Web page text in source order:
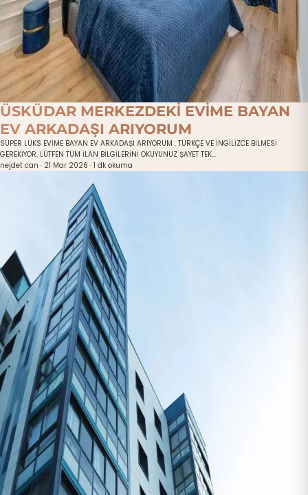
ÜSKÜDAR MERKEZDEKİ EVİME BAYAN
EV ARKADAŞI ARIYORUM
SÜPER LÜKS EVİME BAYAN EV ARKADAŞI ARIYORUM . TÜRKÇE VE İNGİLİZCE BİLMESİ
GEREKİYOR. LÜTFEN TÜM İLAN BİLGİLERİNİ OKUYUNUZ ŞAYET TEK...
nejdet can · 21 Mar 2026 · 1 dk okuma